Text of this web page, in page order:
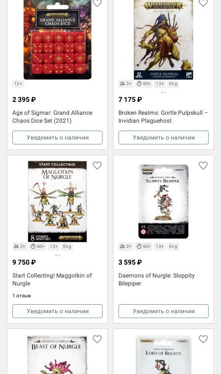
12+
Age of Sigmar: Grand Alliance
Chaos Dice Set (2021)
2 395 ₽
Уведомить о наличии
2+ 60+ 12+ Eng
Broken Realms: Gortle Pulpskull –
Invidian Plaguehost
7 175 ₽
Уведомить о наличии
2+ 60+ 12+ Eng
Start Collecting! Maggotkin of
Nurgle
1 отзыв
9 750 ₽
Уведомить о наличии
2+ 60+ 12+ Eng
Daemons of Nurgle: Sloppity
Bilepiper
3 595 ₽
Уведомить о наличии